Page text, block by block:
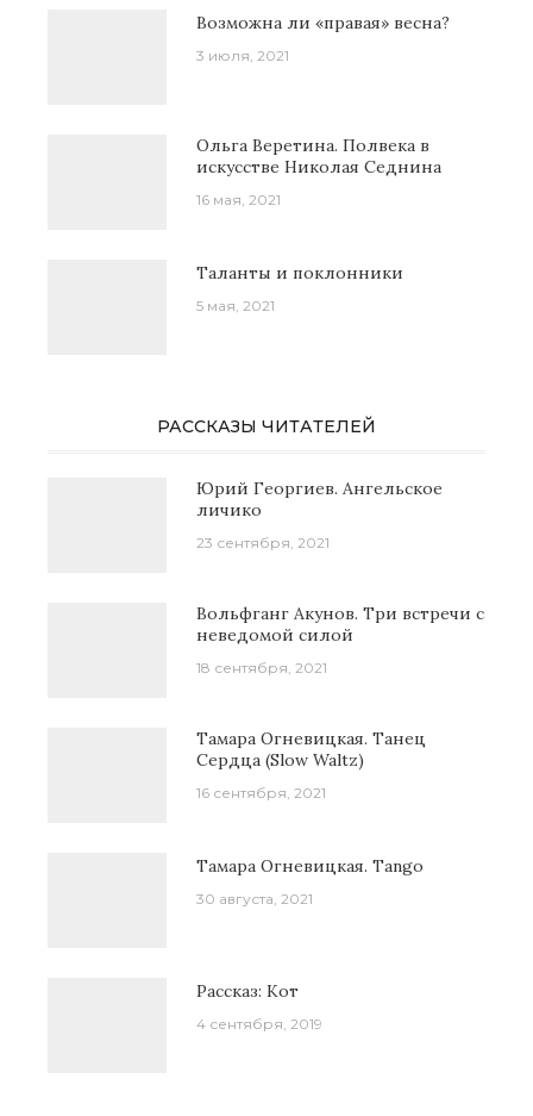
Возможна ли «правая» весна?
3 июля, 2021
Ольга Веретина. Полвека в
искусстве Николая Седнина
16 мая, 2021
Таланты и поклонники
5 мая, 2021
РАССКАЗЫ ЧИТАТЕЛЕЙ
Юрий Георгиев. Ангельское
личико
23 сентября, 2021
Вольфганг Акунов. Три встречи с
неведомой силой
18 сентября, 2021
Тамара Огневицкая. Танец
Сердца (Slow Waltz)
16 сентября, 2021
Тамара Огневицкая. Tango
30 августа, 2021
Рассказ: Кот
4 сентября, 2019